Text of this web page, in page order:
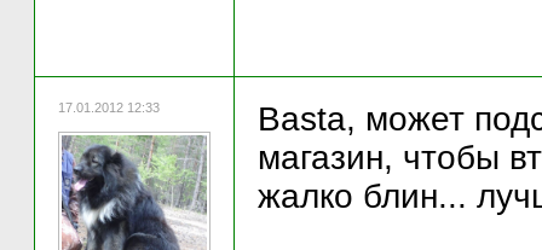
17.01.2012 12:33
Basta, может
магазин, чтобы
жалко блин...